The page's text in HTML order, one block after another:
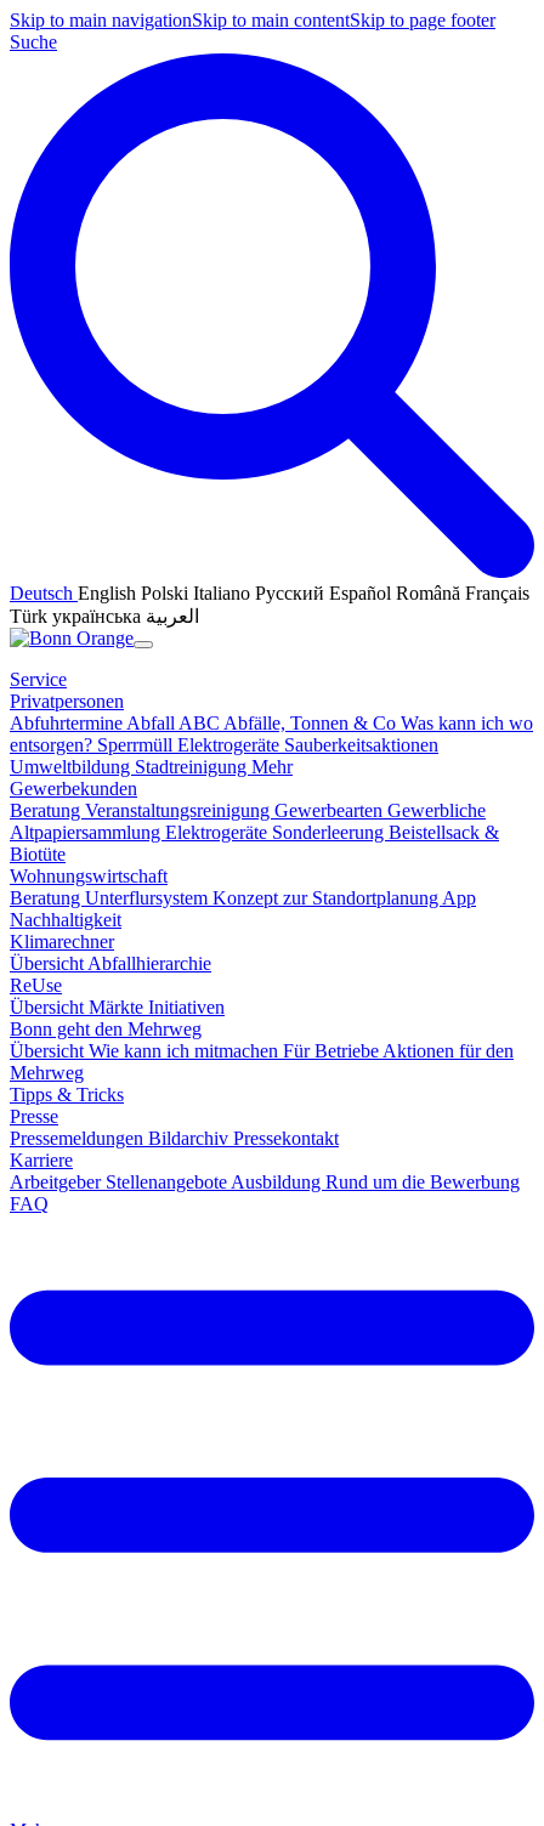
Skip to main navigationSkip to main contentSkip to page footer
Suche
Deutsch English Polski Italiano Русский Español Română Français
Türk українська العربية
Service
Privatpersonen
Abfuhrtermine Abfall ABC Abfälle, Tonnen & Co Was kann ich wo
entsorgen? Sperrmüll Elektrogeräte Sauberkeitsaktionen
Umweltbildung Stadtreinigung Mehr
Gewerbekunden
Beratung Veranstaltungsreinigung Gewerbearten Gewerbliche
Altpapiersammlung Elektrogeräte Sonderleerung Beistellsack &
Biotüte
Wohnungswirtschaft
Beratung Unterflursystem Konzept zur Standortplanung App
Nachhaltigkeit
Klimarechner
Übersicht Abfallhierarchie
ReUse
Übersicht Märkte Initiativen
Bonn geht den Mehrweg
Übersicht Wie kann ich mitmachen Für Betriebe Aktionen für den
Mehrweg
Tipps & Tricks
Presse
Pressemeldungen Bildarchiv Pressekontakt
Karriere
Arbeitgeber Stellenangebote Ausbildung Rund um die Bewerbung
FAQ